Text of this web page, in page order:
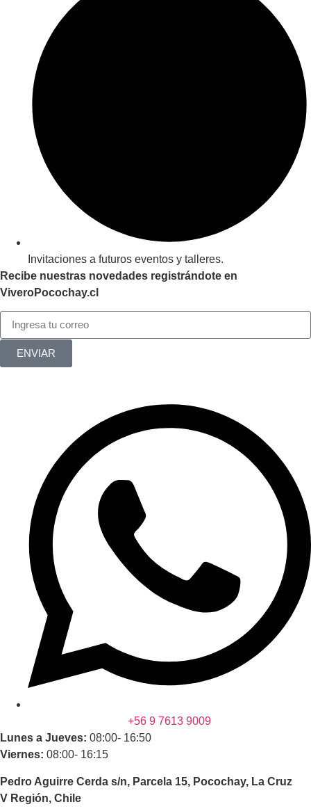
Invitaciones a futuros eventos y talleres.
Recibe nuestras novedades registrándote en
ViveroPocochay.cl
ENVIAR
+56 9 7613 9009
Lunes a Jueves: 08:00- 16:50
Viernes: 08:00- 16:15
Pedro Aguirre Cerda s/n, Parcela 15, Pocochay, La Cruz
V Región, Chile